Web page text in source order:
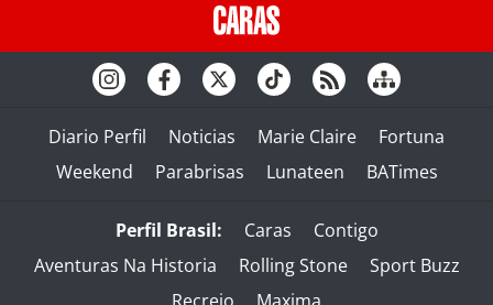
Diario Perfil Noticias Marie Claire
Fortuna
Weekend
Parabrisas Lunateen BATimes
Perfil Brasil: Caras
Contigo
Aventuras Na Historia
Rolling Stone
Sport Buzz